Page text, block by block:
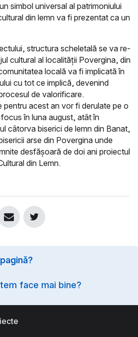
simbol universal al patrimoniului
din lemn va fi prezentat ca un
structura scheletală se va re-
cultural al localității Povergina, din
locală va fi implicată în
cu tot ce implică, devenind
de valorificare.
pentru acest an vor fi derulate pe o
în luna august, atât în
câtorva biserici de lemn din Banat,
arse din Povergina unde
desfășoară de doi ani proiectul
din Lemn.
face mai bine?